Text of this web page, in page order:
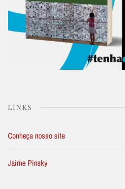
LINKS
Conheça nosso site
Jaime Pinsky